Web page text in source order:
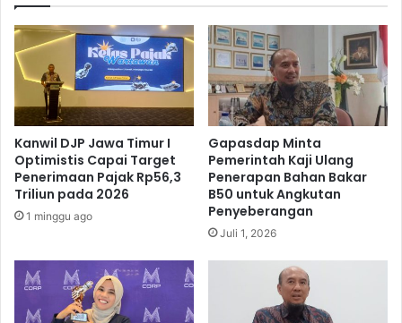
a
s
a
a
h
a
r
j
B
r
P
D
S
m
s
a
t
S
m
a
Kanwil DJP Jawa Timur I
Optimistis Capai Target
Penerimaan Pajak Rp56,3
Triliun pada 2026
1 minggu ago
Gapasdap Minta
Pemerintah Kaji Ulang
Penerapan Bahan Bakar
B50 untuk Angkutan
Penyeberangan
Juli 1, 2026